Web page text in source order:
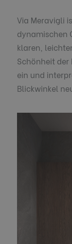
Via Meravigli
dynamischen
klaren,
Schönheit
ein und
Blickwinkel